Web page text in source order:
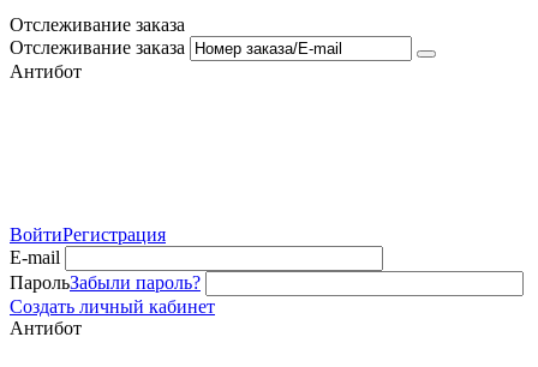
Отслеживание заказа
Отслеживание заказа
Антибот
ВойтиРегистрация
E-mail
ПарольЗабыли пароль?
Создать личный кабинет
Антибот